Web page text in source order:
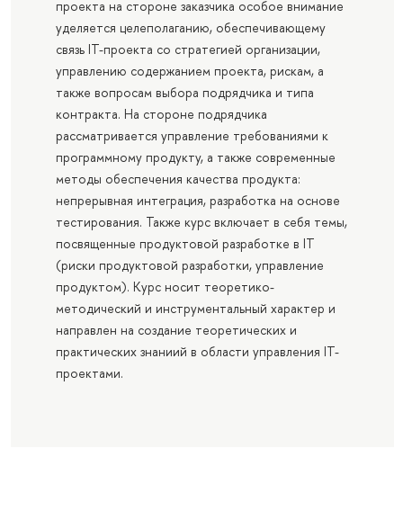
проекта на стороне заказчика особое внимание
уделяется целеполаганию, обеспечивающему
связь IT-проекта со стратегией организации,
управлению содержанием проекта, рискам, а
также вопросам выбора подрядчика и типа
контракта. На стороне подрядчика
рассматривается управление требованиями к
программному продукту, а также современные
методы обеспечения качества продукта:
непрерывная интеграция, разработка на основе
тестирования. Также курс включает в себя темы,
посвященные продуктовой разработке в IT
(риски продуктовой разработки, управление
продуктом). Курс носит теоретико-
методический и инструментальный характер и
направлен на создание теоретических и
практических знаниий в области управления IT-
проектами.